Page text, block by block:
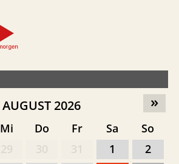
»
AUGUST 2026
Mi Do Fr Sa
So
1
2